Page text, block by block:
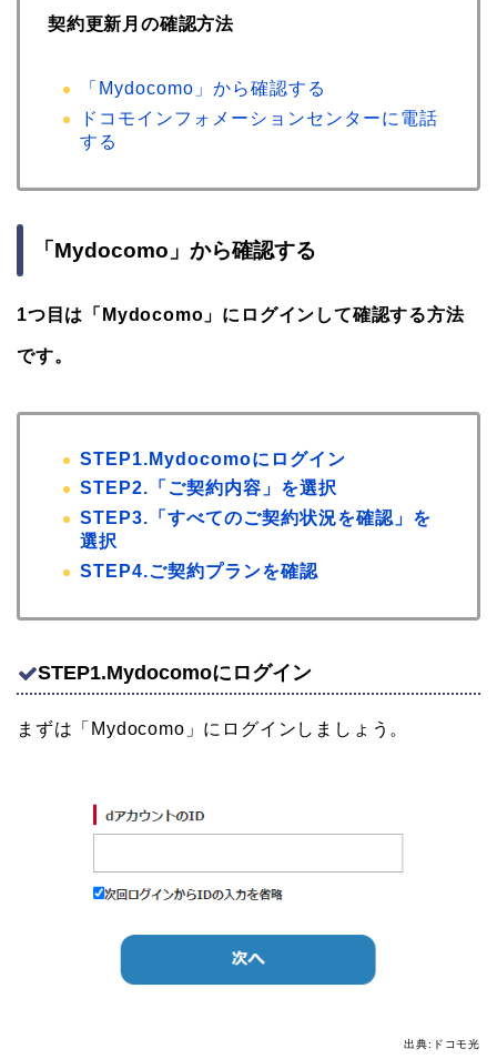
契約更新月の確認方法
「Mydocomo」から確認する
ドコモインフォメーションセンターに電話
する
「Mydocomo」から確認する
1つ目は「Mydocomo」にログインして確認する方法
です。
STEP1.Mydocomoにログイン
STEP2.「ご契約内容」を選択
STEP3.「すべてのご契約状況を確認」を
選択
STEP4.ご契約プランを確認
STEP1.Mydocomoにログイン
まずは「Mydocomo」にログインしましょう。
出典:ドコモ光